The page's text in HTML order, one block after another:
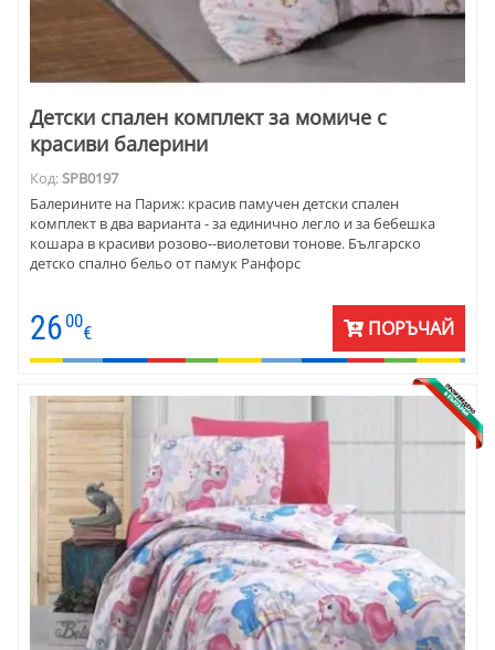
Детски спален комплект за момиче с
красиви балерини
Код:SPB0197
Балерините на Париж: красив памучен детски спален
комплект в два варианта - за единично легло и за бебешка
кошара в красиви розово--виолетови тонове. Българско
детско спално бельо от памук Ранфорс
26 00
€ ПОРЪЧАЙ